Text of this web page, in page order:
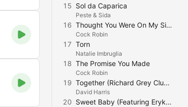
15 Sol da Caparica
Peste & Sida
16 Thought You Were On My Side
Cock Robin
17 Torn
Natalie Imbruglia
18 The Promise You Made
Cock Robin
19 Together (Richard Grey Club Mix)
David Harris
20 Sweet Baby (Featuring Erykah Badu)